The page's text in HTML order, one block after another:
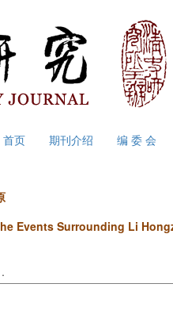
首页 期刊介绍 编 委 会
Events Surrounding Li